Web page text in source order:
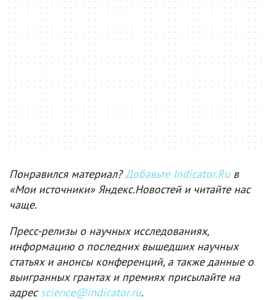
Понравился материал?Добавьте Indicator.Ruв
«Мои источники» Яндекс.Новостей и читайте нас
чаще.
Пресс-релизы о научных исследованиях,
информацию о последних вышедших научных
статьях и анонсы конференций, а также данные о
выигранных грантах и премиях присылайте на
адресscience@indicator.ru.